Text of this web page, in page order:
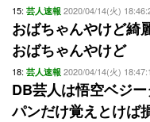
15: 芸人速報 2020/04/14(火)
おばちゃんやけど綺
おばちゃんやけど
18: 芸人速報 2020/04/14(火)
DB芸人は悟空ベジ
パンだけ覚えとけば